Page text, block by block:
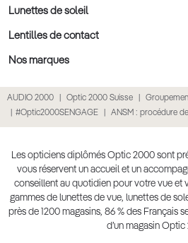
Nos conseils santé visuelle
Tout savoir sur nos verres
L'entretien de votre équipement
La prise de rendez-vous en ligne
Point expert basse vision
Click & collect : Livraison gratuite en
Politique cookies
Conditions générales de vente
Politique de confidentialité des données
Retours et remboursements
Lunettes de vue
Lunettes de vue homme
Lunettes de vue femme
Lunettes de vue Gucci
Lunettes de vue Chloé
Lunettes de vue Burberry
Lunettes de vue à partir de 30€
Lunettes de soleil
Lunettes de soleil
Lunettes de soleil homme
Lunettes de soleil enfant
Lunettes de soleil pas chères
Lunettes de soleil Ray-Ban
Lunettes de soleil Prada
Lunettes de soleil Gucci
Lentilles de contact
Lentilles de contact
Lentilles de couleur
Lentille de nuit
Lentilles mensuelles ou bimensuelles
Nos marques
Lunettes Prada
Lunettes Guess
Lunettes Chloé
Lunettes Versace
AUDIO 2000 Optic 2000 Suisse
#Optic2000SENGAGE
ANSM : procédure
Les opticiens diplômés Optic 2000 sont
vous réservent un accueil et un
conseillent au quotidien pour votre vue et
gammes de lunettes de vue, lunettes de
près de 1200 magasins, 86 % des Français
d’un magasin Optic